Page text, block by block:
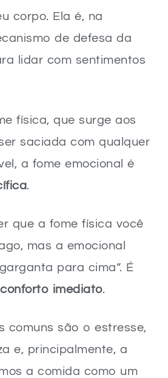
corpo. Ela é, na
de defesa da
lidar com sentimentos
física, que surge aos
saciada com qualquer
a fome emocional é
.
que a fome física você
mas a emocional
para cima”. É
conforto imediato.
comuns são o estresse,
e, principalmente, a
a comida como um